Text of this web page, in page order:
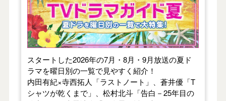
スタートした2026年の7月・8月・9月放送の夏ド
ラマを曜日別の一覧で見やすく紹介！
内田有紀×寺西拓人「ラストノート」、蒼井優「T
シャツが乾くまで」、松村北斗「告白－25年目の